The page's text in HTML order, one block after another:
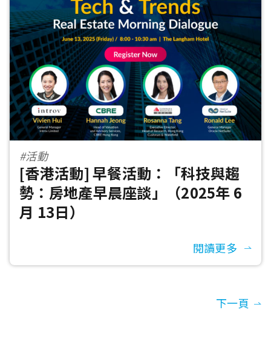
#活動
[香港活動] 早餐活動：「科技與趨
勢：房地產早晨座談」（2025年 6
月 13日）
閱讀更多
下一頁